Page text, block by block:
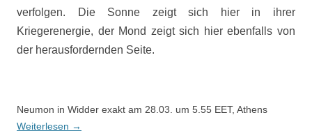
verfolgen. Die Sonne zeigt sich hier in ihrer
Kriegerenergie, der Mond zeigt sich hier ebenfalls von
der herausfordernden Seite.
Neumon in Widder exakt am 28.03. um 5.55 EET, Athens
Weiterlesen →